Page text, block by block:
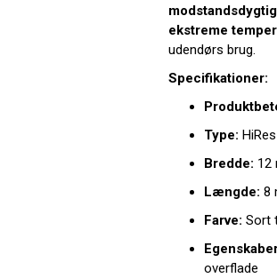
ekstreme
udendørs brug.
Specifikationer:
Type:
Bredde: 12
Længde: 8
Farve: Sort
overflade